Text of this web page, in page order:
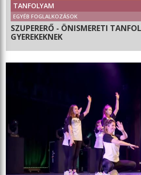
TANFOLYAM
EGYÉB FOGLALKOZÁSOK
SZUPERERŐ - ÖNISMERETI
GYEREKEKNEK